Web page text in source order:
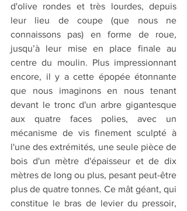
d'olive rondes et très lourdes, depuis
leur lieu de coupe (que nous ne
connaissons pas) en forme de roue,
jusqu’à leur mise en place finale au
centre du moulin. Plus impressionnant
encore, il y a cette épopée étonnante
que nous imaginons en nous tenant
devant le tronc d'un arbre gigantesque
aux quatre faces polies, avec un
mécanisme de vis finement sculpté à
l'une des extrémités, une seule pièce de
bois d'un mètre d'épaisseur et de dix
mètres de long ou plus, pesant peut-être
plus de quatre tonnes. Ce mât géant, qui
constitue le bras de levier du pressoir,